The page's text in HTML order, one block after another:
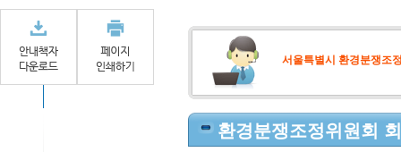
서울특별시 환경분쟁조
환경분쟁조정위원회